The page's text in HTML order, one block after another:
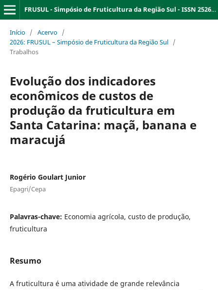
FRUSUL - Simpósio de Fruticultura da Região Sul - ISSN 2526-9909
Início / Acervo /
2026: FRUSUL – Simpósio de Fruticultura da Região Sul /
Trabalhos
Evolução dos indicadores
econômicos de custos de
produção da fruticultura em
Santa Catarina: maçã, banana e
maracujá
Rogério Goulart Junior
Epagri/Cepa
Palavras-chave: Economia agrícola, custo de produção,
fruticultura
Resumo
A fruticultura é uma atividade de grande relevância